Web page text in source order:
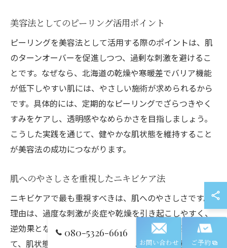
美容法としてのピーリング活用ポイント
ピーリングを美容法として活用する際のポイントは、肌
のターンオーバーを促進しつつ、過剰な刺激を避けるこ
とです。なぜなら、北海道の乾燥や寒暖差でバリア機能
が低下しやすい肌には、やさしい施術が求められるから
です。具体的には、定期的なピーリングでざらつきやく
すみをケアし、透明感やなめらかさを目指しましょう。
こうした実践を通じて、健やかな肌状態を維持すること
が美容法の成功につながります。
肌へのやさしさを重視したニキビケア法
ニキビケアで最も重視すべきは、肌へのやさしさです。
理由は、過度な刺激が炎症や乾燥を引き起こしやすく、
逆効果となる場合があるからです。代表的な方法とし
て、肌状態に合わせたソフトピーリングや保湿重視のケ
080-5326-6616
お問い合わせ ご予約